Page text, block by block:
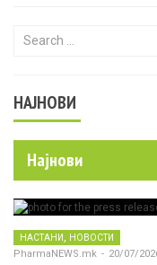
Search for:
НАЈНОВИ
Најнови
НАСТАНИ НОВОСТИ
PharmaNEWS.mk - 20/07/